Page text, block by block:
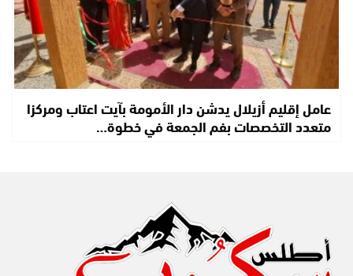
عامل إقليم أزيلال يدشن دار الأمومة بآيت اعتاب ومركزا
متعدد التخصصات بفم الجمعة في خطوة…